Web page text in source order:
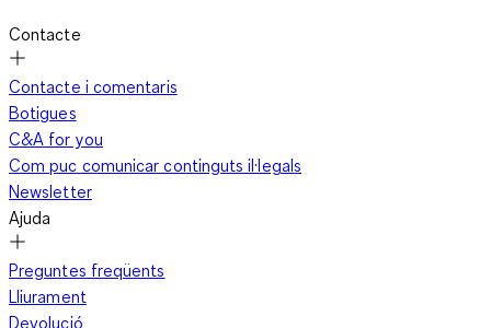
Contacte
Contacte i comentaris
Botigues
C&A for you
Com puc comunicar continguts il·legals
Newsletter
Ajuda
Preguntes freqüents
Lliurament
Devolució